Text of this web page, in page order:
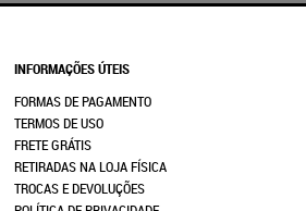
INFORMAÇÕES ÚTEIS
FORMAS DE PAGAMENTO
TERMOS DE USO
FRETE GRÁTIS
RETIRADAS NA LOJA FÍSICA
TROCAS E DEVOLUÇÕES